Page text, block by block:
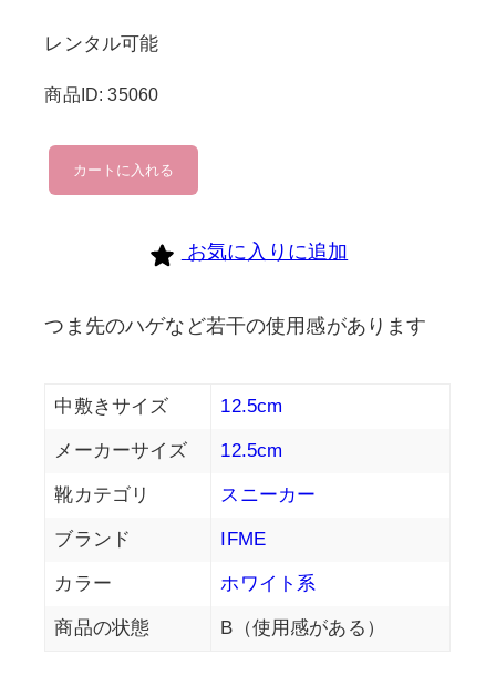
レンタル可能
商品ID: 35060
ifme
個
カートに入れる
お気に入りに追加
つま先のハゲなど若干の使用感があります
中敷きサイズ 12.5cm
メーカーサイズ 12.5cm
靴カテゴリ スニーカー
ブランド IFME
カラー ホワイト系
商品の状態 B（使用感がある）